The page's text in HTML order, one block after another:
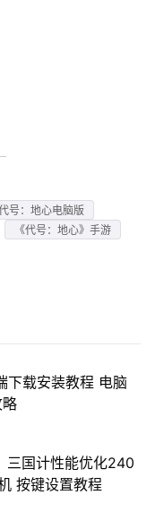
号：地心电脑版
《代号：地心》手游
下载安装教程 电脑
三国计性能优化240
按键设置教程